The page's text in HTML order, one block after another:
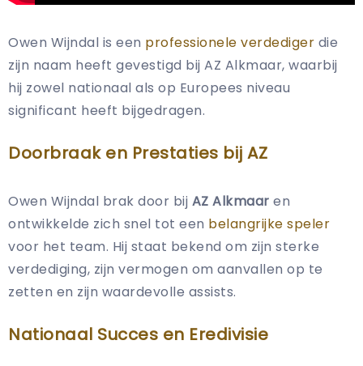
Owen Wijndal is een professionele verdediger die
zijn naam heeft gevestigd bij AZ Alkmaar, waarbij
hij zowel nationaal als op Europees niveau
significant heeft bijgedragen.
Doorbraak en Prestaties bij AZ
Owen Wijndal brak door bij AZ Alkmaar en
ontwikkelde zich snel tot een belangrijke speler
voor het team. Hij staat bekend om zijn sterke
verdediging, zijn vermogen om aanvallen op te
zetten en zijn waardevolle assists.
Nationaal Succes en Eredivisie